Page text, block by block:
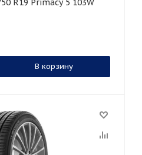
235/50 R19 Primacy 5 103W
В корзину